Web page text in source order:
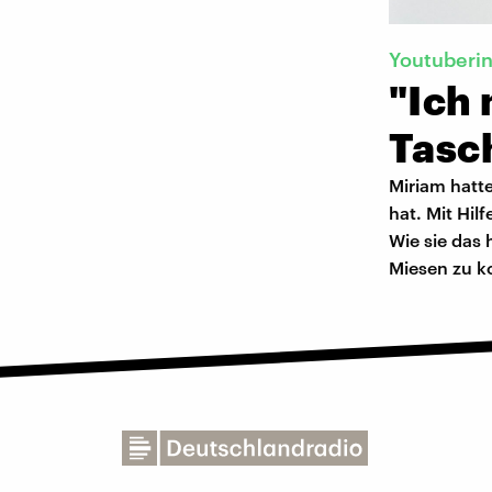
"Ich
Miriam
hat. Mit
Wie sie das
Miesen zu